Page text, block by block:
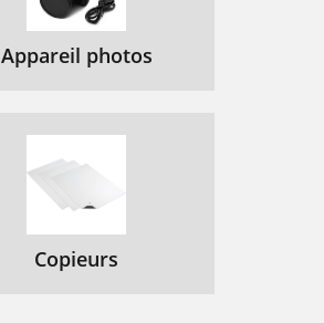
Appareil photos
Copieurs